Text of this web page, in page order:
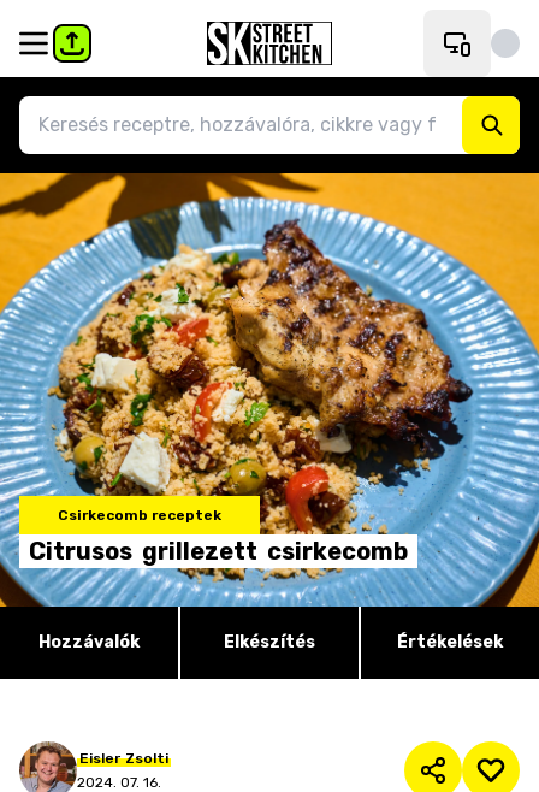
Csirkecomb receptek
Citrusos grillezett csirkecomb
Hozzávalók Elkészítés Értékelések
Eisler Zsolti
2024. 07. 16.